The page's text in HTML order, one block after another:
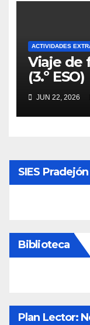
ACTIVIDADES
Viaje de
(3.º ESO)
JUN 22, 2026
SIES Pradejón
Biblioteca
Plan Lector: